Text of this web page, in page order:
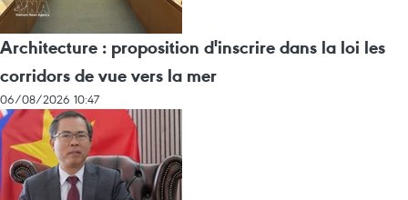
Architecture : proposition d'inscrire dans la loi les
corridors de vue vers la mer
06/08/2026 10:47